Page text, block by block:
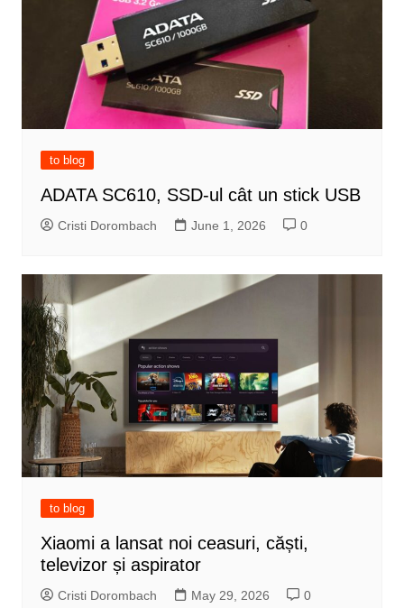
to blog
ADATA SC610, SSD-ul cât un stick USB
Cristi Dorombach June 1, 2026 0
to blog
Xiaomi a lansat noi ceasuri, căști,
televizor și aspirator
Cristi Dorombach May 29, 2026 0